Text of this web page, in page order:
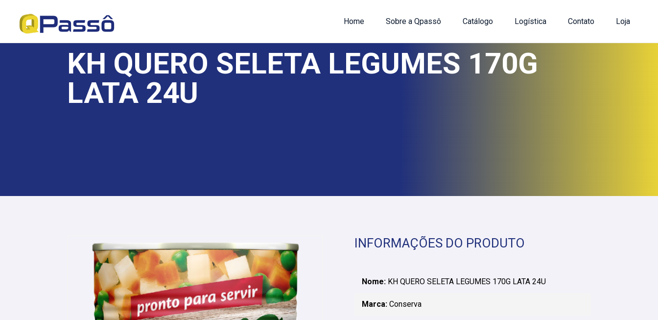
Home Sobre a Qpassô Catálogo Logística Contato Loja
KH QUERO SELETA LEGUMES 170G
LATA 24U
INFORMAÇÕES DO PRODUTO
Nome:KH QUERO SELETA LEGUMES 170G LATA 24U
Marca:Conserva